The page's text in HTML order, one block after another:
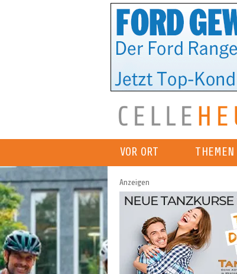
VOR ORT THEMEN
Anzeigen